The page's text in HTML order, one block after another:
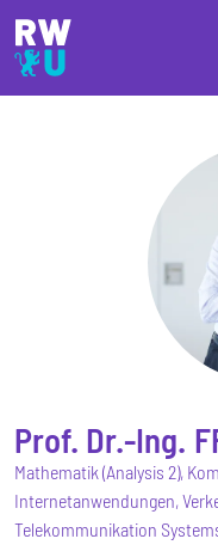
Direkt zum Inhalt
Direkt zur Hauptnavigation
Direkt zum Fußbereich
Prof. Dr.-Ing.
Mathematik (Analysis 2),
Internetanwendungen,
Telekommunikation